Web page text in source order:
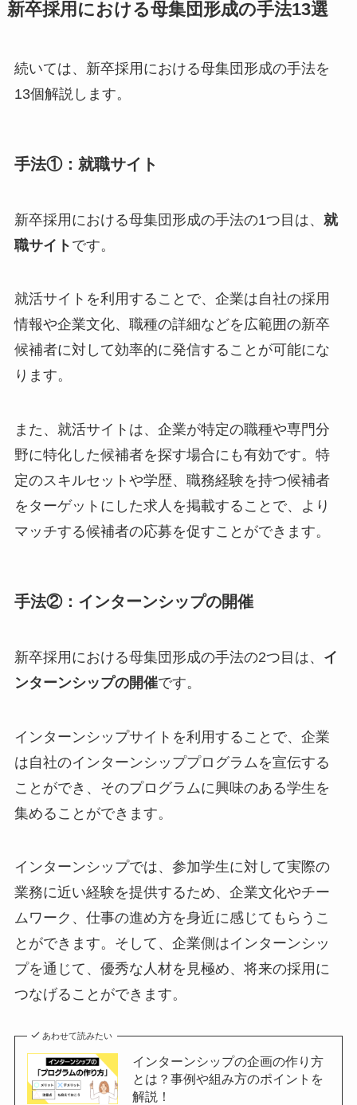
新卒採用における母集団形成の手法13選
続いては、新卒採用における母集団形成の手法を
13個解説します。
手法①：就職サイト
新卒採用における母集団形成の手法の1つ目は、 就
職サイト です。
就活サイトを利用することで、企業は自社の採用
情報や企業文化、職種の詳細などを広範囲の新卒
候補者に対して効率的に発信することが可能にな
ります。
また、就活サイトは、企業が特定の職種や専門分
野に特化した候補者を探す場合にも有効です。特
定のスキルセットや学歴、職務経験を持つ候補者
をターゲットにした求人を掲載することで、より
マッチする候補者の応募を促すことができます。
手法②：インターンシップの開催
新卒採用における母集団形成の手法の2つ目は、 イ
ンターンシップの開催です。
インターンシップサイトを利用することで、企業
は自社のインターンシッププログラムを宣伝する
ことができ、そのプログラムに興味のある学生を
集めることができます。
インターンシップでは、参加学生に対して実際の
業務に近い経験を提供するため、企業文化やチー
ムワーク、仕事の進め方を身近に感じてもらうこ
とができます。そして、企業側はインターンシッ
プを通じて、優秀な人材を見極め、将来の採用に
つなげることができます。
あわせて読みたい
インターンシップの企画の作り方
とは？事例や組み方のポイントを
解説！